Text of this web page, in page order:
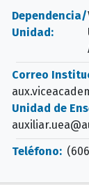
Dependencia/
Unidad:
Correo
Unidad de
Teléfono: